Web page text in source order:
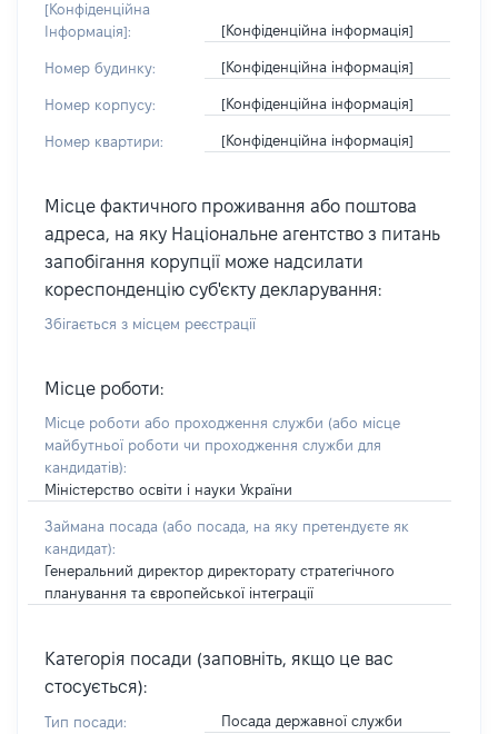
[Конфіденційна
Інформація]:
[Конфіденційна інформація]
Номер будинку: [Конфіденційна інформація]
Номер корпусу: [Конфіденційна інформація]
Номер квартири: [Конфіденційна інформація]
Місце фактичного проживання або поштова
адреса, на яку Національне агентство з питань
запобігання корупції може надсилати
кореспонденцію суб'єкту декларування:
Збігається з місцем реєстрації
Місце роботи:
Місце роботи або проходження служби (або місце
майбутньої роботи чи проходження служби для
кандидатів):
Міністерство освіти і науки України
Займана посада (або посада, на яку претендуєте як
кандидат):
Генеральний директор директорату стратегічного
планування та європейської інтеграції
Категорія посади (заповніть, якщо це вас
стосується):
Тип посади: Посада державної служби